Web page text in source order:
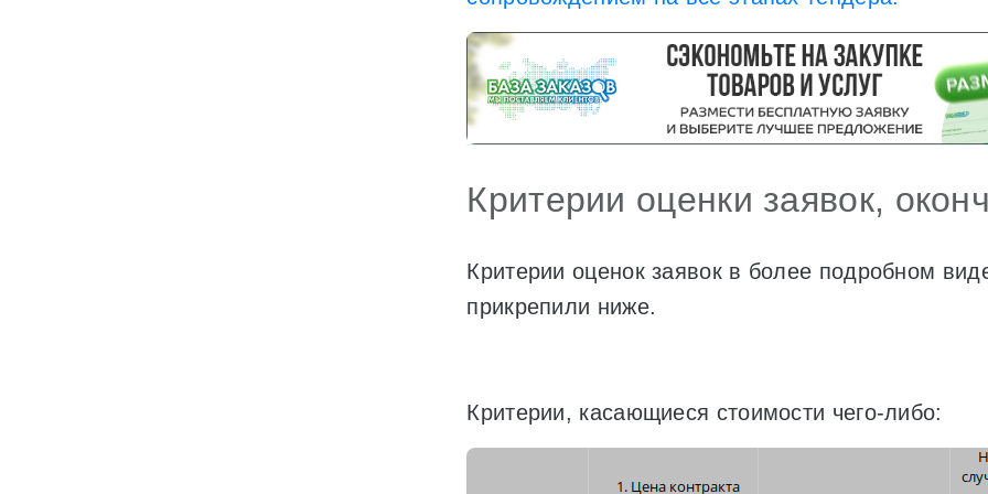
Критерии оценки заявок,
Критерии оценок заявок в более подробном
прикрепили ниже.
Критерии, касающиеся стоимости чего-либо: